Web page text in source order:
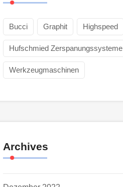
Bucci Graphit Highspeed
Hufschmied Zerspanungssysteme
Werkzeugmaschinen
Archives